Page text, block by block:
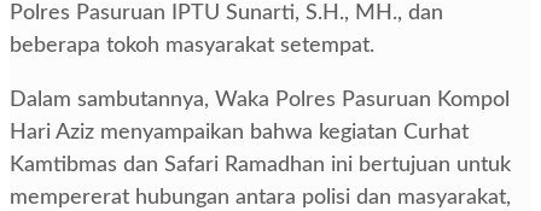
Polres Pasuruan IPTU Sunarti, S.H., MH., dan
beberapa tokoh masyarakat setempat.
Dalam sambutannya, Waka Polres Pasuruan Kompol
Hari Aziz menyampaikan bahwa kegiatan Curhat
Kamtibmas dan Safari Ramadhan ini bertujuan untuk
mempererat hubungan antara polisi dan masyarakat,